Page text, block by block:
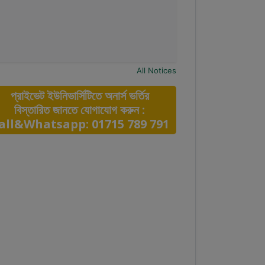
All Notices
প্রাইভেট ইউনিভার্সিটিতে অনার্স ভর্তির
বিস্তারিত জানতে যোগাযোগ করুন :
01715 789 791